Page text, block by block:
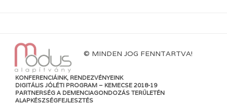
© MINDEN JOG FENNTARTVA!
KONFERENCIÁINK, RENDEZVÉNYEINK
DIGITÁLIS JÓLÉTI PROGRAM – KEMECSE 2018-19
PARTNERSÉG A DEMENCIAGONDOZÁS TERÜLETÉN
ALAPKÉSZSÉGFEJLESZTÉS